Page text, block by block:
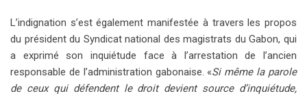
L’indignation s’est également manifestée à travers les propos
du président du Syndicat national des magistrats du Gabon, qui
a exprimé son inquiétude face à l’arrestation de l’ancien
responsable de l’administration gabonaise. «Si même la parole
de ceux qui défendent le droit devient source d’inquiétude,